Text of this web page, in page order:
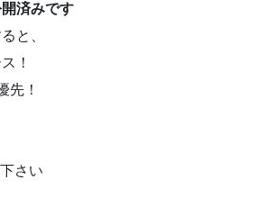
済みです
と、
！
先！
さい